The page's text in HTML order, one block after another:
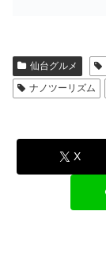
仙台グルメ
ナノツーリズム
X